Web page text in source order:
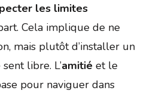
les limites
Cela implique de ne
mais plutôt d’installer un
libre. L’amitiéet le
pour naviguer dans